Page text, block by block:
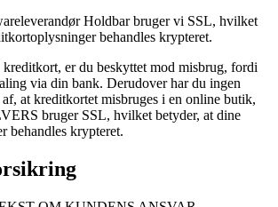
Holdbar bruger vi SSL, hvilket
behandles krypteret.
er du beskyttet mod misbrug, fordi
via din bank. Derudover har du ingen
at kreditkortet misbruges i en online butik,
bruger SSL, hvilket betyder, at dine
behandles krypteret.